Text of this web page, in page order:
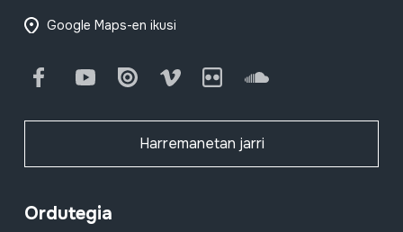
Google Maps-en ikusi
FacebookYoutube Issuu Vimeo Flickr SoundCloud
Harremanetan jarri
Ordutegia